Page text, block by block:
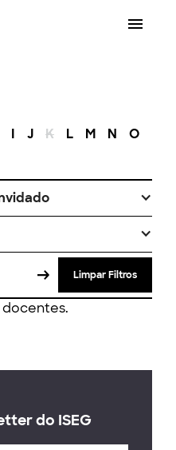
I J K L M N O
Limpar Filtros
do ISEG